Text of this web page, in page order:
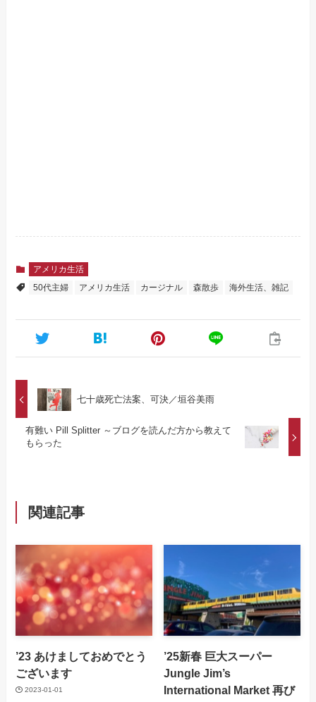
アメリカ生活
50代主婦
アメリカ生活 カージナル 森散歩 海外生活、雑記
七十歳死亡法案、可決／垣谷美雨
有難い Pill Splitter ～ブログを読んだ方から教えて
もらった
関連記事
’23 あけましておめでとう
ございます
2023-01-01
’25新春 巨大スーパー
Jungle Jim’s
International Market 再び